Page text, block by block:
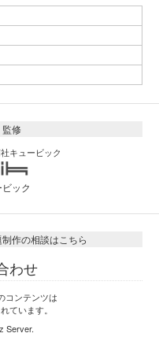
監修
キュービック
ック
作の相談はこちら
わせ
コンテンツは
ています。
Server.